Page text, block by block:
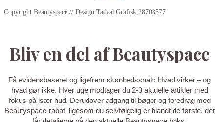
Copyright Beautyspace // Design TadaahGrafisk 28708577
Bliv en del af Beautyspace
Få evidensbaseret og ligefrem skønhedssnak: Hvad virker – og
hvad gør ikke. Hver uge modtager du 2-3 aktuelle artikler med
fokus på især hud. Derudover adgang til bøger og foredrag med
Beautyspace-rabat, ligesom du selvfølgelig er blandt de første, der